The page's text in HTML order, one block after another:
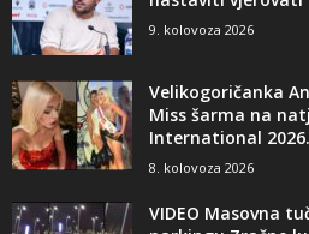
9. kolovoza 2026
Velikogoričanka
Miss šarma na
International 2026.
8. kolovoza 2026
VIDEO Masovna